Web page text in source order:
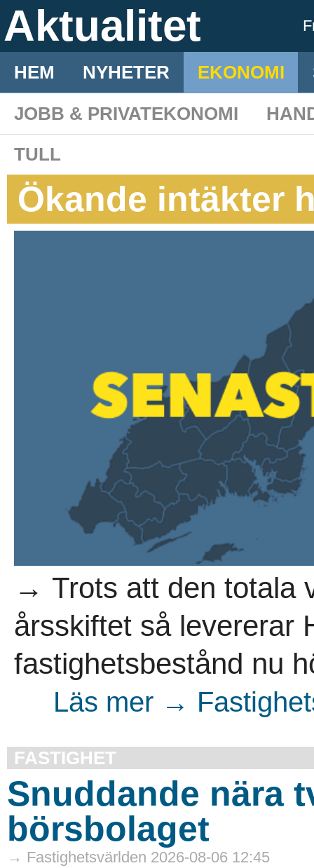
Aktualitet
HEM NYHETER EKONOMI
JOBB & PRIVATEKONOMI
TULL
Ökande intäkter
→ Trots att den totala
årsskiftet så levererar
fastighetsbestånd nu
Läs mer →
FASTIGHET
Snuddande nära
börsbolaget
→ Fastighetsvärlden 2026-08-06 12:45